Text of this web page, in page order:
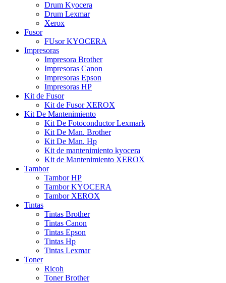
Drum Kyocera
Drum Lexmar
Xerox
Fusor
FUsor KYOCERA
Impresoras
Impresora Brother
Impresoras Canon
Impresoras Epson
Impresoras HP
Kit de Fusor
Kit de Fusor XEROX
Kit De Mantenimiento
Kit De Fotoconductor Lexmark
Kit De Man. Brother
Kit De Man. Hp
Kit de mantenimiento kyocera
Kit de Mantenimiento XEROX
Tambor
Tambor HP
Tambor KYOCERA
Tambor XEROX
Tintas
Tintas Brother
Tintas Canon
Tintas Epson
Tintas Hp
Tintas Lexmar
Toner
Ricoh
Toner Brother